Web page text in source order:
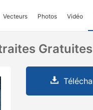
Vecteurs Photos Vidéo